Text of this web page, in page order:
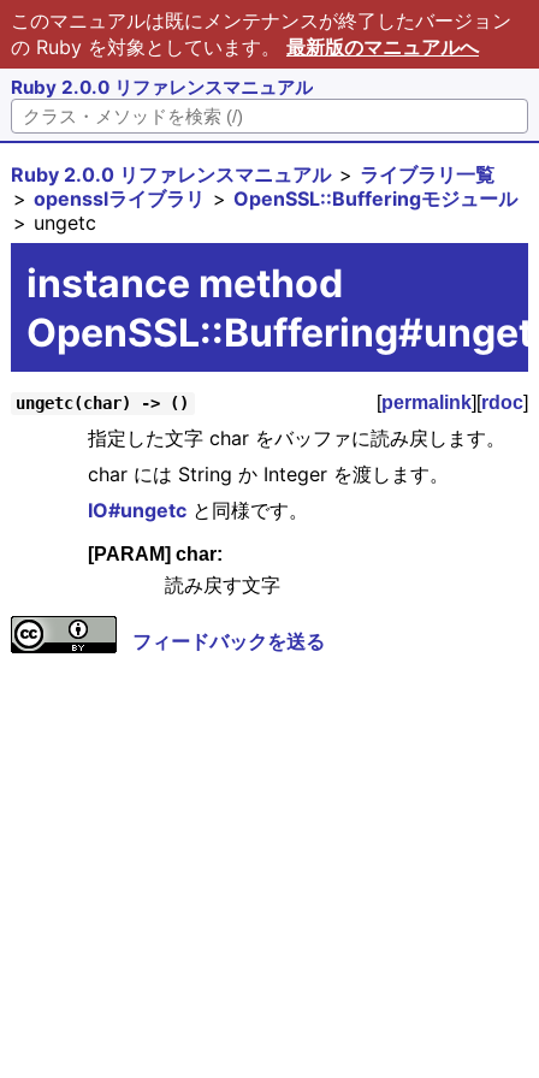
このマニュアルは既にメンテナンスが終了したバージョン
の Ruby を対象としています。 最新版のマニュアルへ
Ruby 2.0.0 リファレンスマニュアル
Ruby 2.0.0 リファレンスマニュアル
ライブラリ一覧
opensslライブラリ
OpenSSL::Bufferingモジュール
ungetc
instance method
ungetc(char) -> () [permalink][rdoc]
指定した文字 char をバッファに読み戻します。
char には String か Integer を渡します。
IO#ungetcと同様です。
[PARAM] char:
読み戻す文字
フィードバックを送る